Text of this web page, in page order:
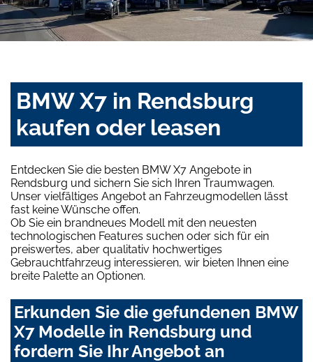
BMW X7 in Rendsburg
kaufen oder leasen
Entdecken Sie die besten BMW X7 Angebote in
Rendsburg und sichern Sie sich Ihren Traumwagen.
Unser vielfältiges Angebot an Fahrzeugmodellen lässt
fast keine Wünsche offen.
Ob Sie ein brandneues Modell mit den neuesten
technologischen Features suchen oder sich für ein
preiswertes, aber qualitativ hochwertiges
Gebrauchtfahrzeug interessieren, wir bieten Ihnen eine
breite Palette an Optionen.
Erkunden Sie die gefundenen BMW
X7 Modelle in Rendsburg und
fordern Sie Ihr Angebot an